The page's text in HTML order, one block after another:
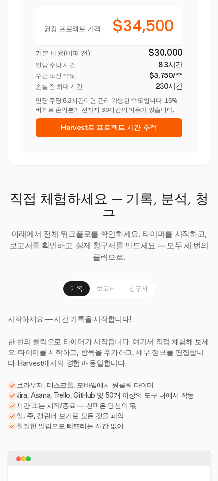
권장 프로젝트 가격 $34,500
기본 비용(버퍼 전) $30,000
인당 주당 시간 8.3시간
주간 소진 속도 $3,750/주
손실 전 최대 시간 230시간
인당 주당 8.3시간이면 관리 가능한 속도입니다. 15%
버퍼로 손익분기 전까지 30시간의 여유가 있습니다.
Harvest로 프로젝트 시간 추적
직접 체험하세요 — 기록, 분석, 청
구
아래에서 전체 워크플로를 확인하세요. 타이머를 시작하고,
보고서를 확인하고, 실제 청구서를 만드세요 — 모두 세 번의
클릭으로.
기록 보고서 청구서
시작하세요 — 시간 기록을 시작합니다!
한 번의 클릭으로 타이머가 시작됩니다. 여기서 직접 체험해 보세
요: 타이머를 시작하고, 항목을 추가하고, 세부 정보를 편집합니
다. Harvest에서의 경험과 동일합니다.
브라우저, 데스크톱, 모바일에서 원클릭 타이머
Jira, Asana, Trello, GitHub 및 50개 이상의 도구 내에서 작동
시간 또는 시작/종료 — 선택은 당신의 몫
일, 주, 캘린더 보기로 모든 것을 파악
친절한 알림으로 빠뜨리는 시간 없이